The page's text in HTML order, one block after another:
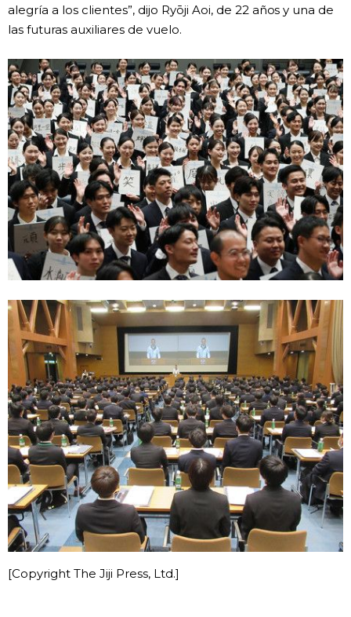
Tokio
Avisos
alegría a los clientes”, dijo Ryōji Aoi, de 22 años y una de
las futuras auxiliares de vuelo.
[Copyright The Jiji Press, Ltd.]